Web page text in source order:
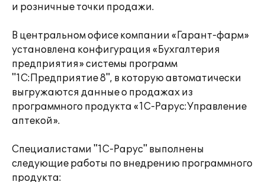
и розничные точки продажи.
В центральном офисе компании «Гарант-фарм»
установлена конфигурация «Бухгалтерия
предприятия» системы программ
"1С:Предприятие 8", в которую автоматически
выгружаются данные о продажах из
программного продукта «1С-Рарус:Управление
аптекой».
Специалистами "1С-Рарус" выполнены
следующие работы по внедрению программного
продукта: